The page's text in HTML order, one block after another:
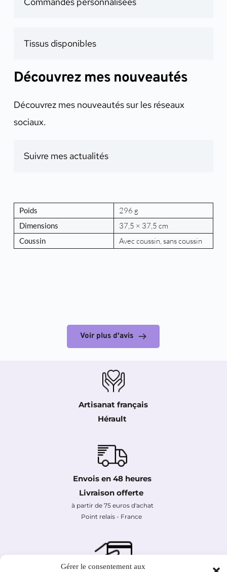
Gérer le consentement aux
Tissus disponibles
Découvrez mes nouveautés
Découvrez mes nouveautés sur les réseaux
sociaux.
Suivre mes actualités
Poids 296 g
Dimensions 37,5 × 37,5 cm
Coussin Avec coussin, sans coussin
Voir plus d'avis
Artisanat français
Hérault
Envois en 48 heures
Livraison offerte
à partir de 75 euros d'achat
Point relais - France